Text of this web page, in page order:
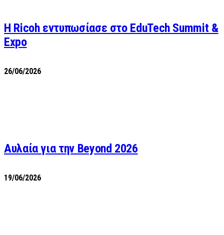
Η Ricoh εντυπωσίασε στο EduTech Summit &
Expo
26/06/2026
Αυλαία για την Beyond 2026
19/06/2026